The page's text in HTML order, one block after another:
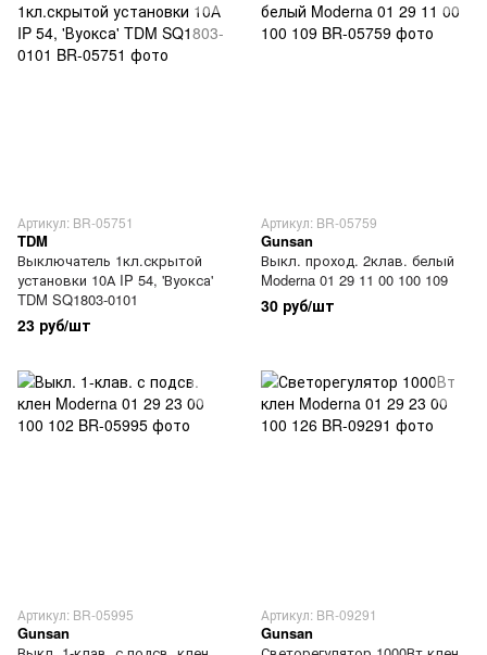
Артикул: BR-05751
TDM
Выключатель 1кл.скрытой
установки 10А IP 54, 'Вуокса'
TDM SQ1803-0101
23 руб/шт
Артикул: BR-05759
Gunsan
Выкл. проход. 2клав. белый
Moderna 01 29 11 00 100 109
30 руб/шт
Артикул: BR-05995
Gunsan
Артикул: BR-09291
Gunsan